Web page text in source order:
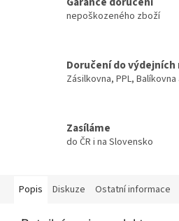
nepoškozeného zboží
Doručení do výdejních
Zásilkovna, PPL, Balíkovna
Zasíláme
do ČR i na Slovensko
Popis Diskuze Ostatní informace